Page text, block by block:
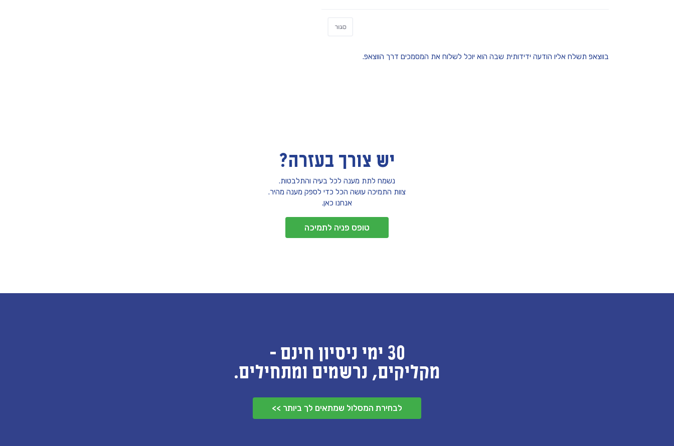
בווצאפ תשלח אליו הודעה ידידותית שבה הוא יוכל לשלוח את המסמכים דרך הווצאפ.
יש צורך בעזרה?
נשמח לתת מענה לכל בעיה והתלבטות.
צוות התמיכה עושה הכל כדי לספק מענה מהיר.
אנחנו כאן.
טופס פניה לתמיכה
30 ימי ניסיון חינם -
מקליקים, נרשמים ומתחילים.
לבחירת המסלול שמתאים לך ביותר >>